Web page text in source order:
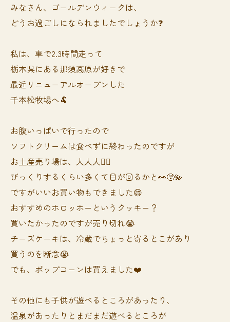
みなさん、ゴールデンウィークは、
どうお過ごしになられましたでしょうか❓
私は、車で2.3時間走って
栃木県にある那須高原が好きで
最近リニューアルオープンした
千本松牧場へ🐏
お腹いっぱいで行ったので
ソフトクリームは食べずに終わったのですが
お土産売り場は、人人人👯‍♀️
びっくりするくらい多くて目が回るかと👀😵‍💫
ですがいいお買い物もできました😄
おすすめのホロッホーというクッキー？
買いたかったのですが売り切れ😭
チーズケーキは、冷蔵でちょっと寄るとこがあり
買うのを断念😭
でも、ポップコーンは買えました❤️
その他にも子供が遊べるところがあったり、
温泉があったりとまだまだ遊べるところが